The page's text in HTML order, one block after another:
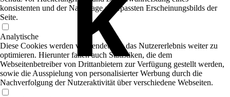
konsistenten und der Nachfrage angepassten Erscheinungsbilds der
Seite.
Analytische
Diese Cookies werden verwendet, um das Nutzererlebnis weiter zu
optimieren. Hierunter fallen auch Statistiken, die dem
Webseitenbetreiber von Drittanbietern zur Verfügung gestellt werden,
sowie die Ausspielung von personalisierter Werbung durch die
Nachverfolgung der Nutzeraktivität über verschiedene Webseiten.